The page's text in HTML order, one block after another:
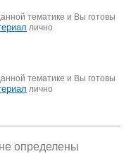
тематике и Вы готовы
лично
тематике и Вы готовы
лично
определены